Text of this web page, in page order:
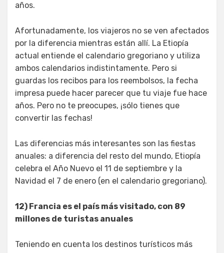
años.
Afortunadamente, los viajeros no se ven afectados
por la diferencia mientras están allí. La Etiopía
actual entiende el calendario gregoriano y utiliza
ambos calendarios indistintamente. Pero si
guardas los recibos para los reembolsos, la fecha
impresa puede hacer parecer que tu viaje fue hace
años. Pero no te preocupes, ¡sólo tienes que
convertir las fechas!
Las diferencias más interesantes son las fiestas
anuales: a diferencia del resto del mundo, Etiopía
celebra el Año Nuevo el 11 de septiembre y la
Navidad el 7 de enero (en el calendario gregoriano).
12) Francia es el país más visitado, con 89
millones de turistas anuales
Teniendo en cuenta los destinos turísticos más